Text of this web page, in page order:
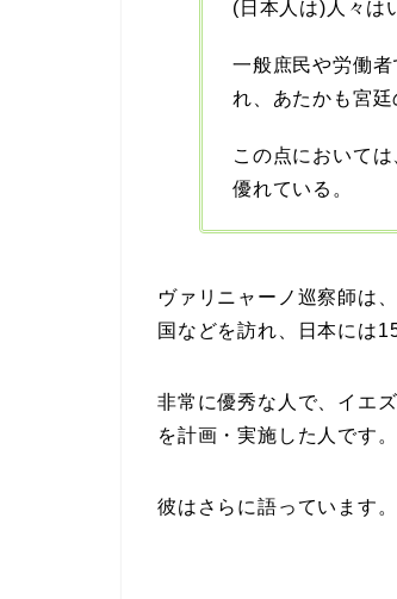
(日本人は)人々は
一般庶民や労働
れ、あたかも宮廷
この点において
優れている。
ヴァリニャーノ巡察師は
国などを訪れ、日本には
非常に優秀な人で、イエ
を計画・実施した人です。
彼はさらに語っています。